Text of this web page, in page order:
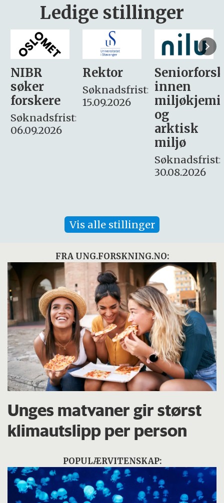
Ledige stillinger
Rektor
Søknadsfrist:
15.09.2026
Seniorforsker
innen
miljøkjemi
søker
– fast
Søknadsfrist:
16. august.
Vis alle stillinger
FRA UNG.FORSKNING.NO:
Unges matvaner gir størst
klimautslipp per person
POPULÆRVITENSKAP: